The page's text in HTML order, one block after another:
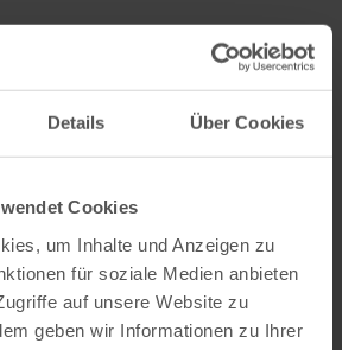
Details Über Cookies
Cookies
um Inhalte und Anzeigen zu
für soziale Medien anbieten
auf unsere Website zu
geben wir Informationen zu Ihrer